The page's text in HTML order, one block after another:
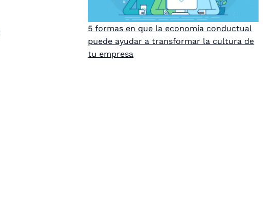
5 formas en que la economía conductual
puede ayudar a transformar la cultura de
tu empresa